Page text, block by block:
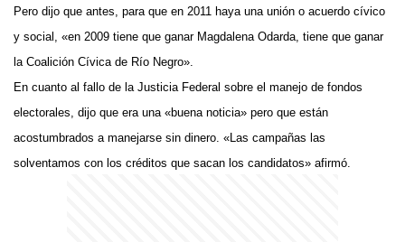
Pero dijo que antes, para que en 2011 haya una unión o acuerdo cívico
y social, «en 2009 tiene que ganar Magdalena Odarda, tiene que ganar
la Coalición Cívica de Río Negro».
En cuanto al fallo de la Justicia Federal sobre el manejo de fondos
electorales, dijo que era una «buena noticia» pero que están
acostumbrados a manejarse sin dinero. «Las campañas las
solventamos con los créditos que sacan los candidatos» afirmó.